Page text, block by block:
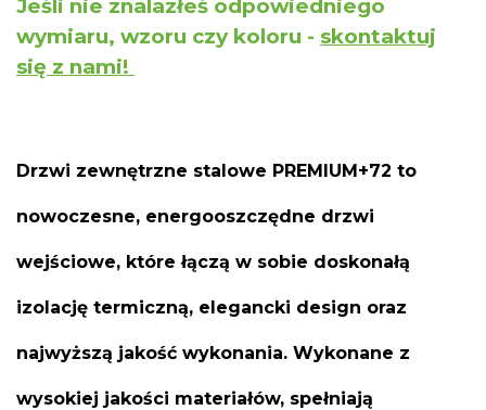
Jeśli nie znalazłeś odpowiedniego
wymiaru, wzoru czy koloru - skontaktuj
się z nami!
Drzwi zewnętrzne stalowe PREMIUM+72 to
nowoczesne, energooszczędne drzwi
wejściowe, które łączą w sobie doskonałą
izolację termiczną, elegancki design oraz
najwyższą jakość wykonania. Wykonane z
wysokiej jakości materiałów, spełniają